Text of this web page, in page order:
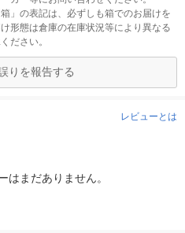
」の表記は、必ずしも箱でのお届けを
形態は倉庫の在庫状況等により異なる
ださい。
りを報告する
レビューとは
はまだありません。